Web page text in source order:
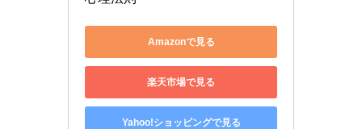
Amazonで見る
楽天市場で見る
Yahoo!ショッピングで見る